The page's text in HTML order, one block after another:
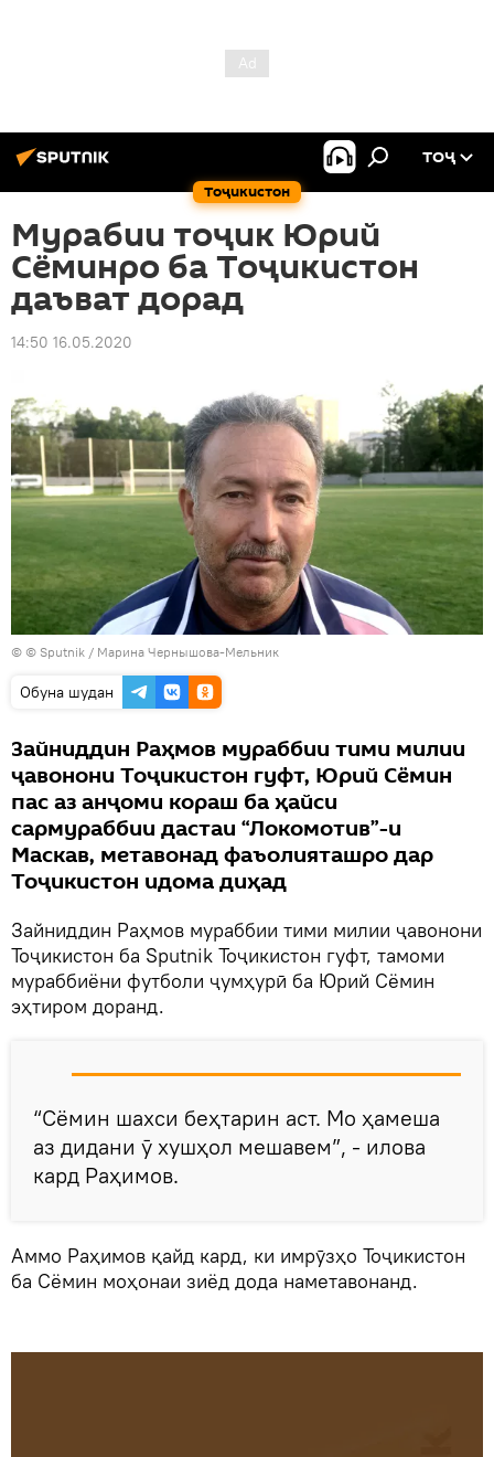
Тоҷикистон
ТОҶ
Мурабии тоҷик Юрий
Сёминро ба Тоҷикистон
даъват дорад
14:50 16.05.2020
© © Sputnik / Марина Чернышова-Мельник
Обуна шудан
Зайниддин Раҳмов мураббии тими милии
ҷавонони Тоҷикистон гуфт, Юрий Сёмин
пас аз анҷоми кораш ба ҳайси
сармураббии дастаи “Локомотив”-и
Маскав, метавонад фаъолияташро дар
Тоҷикистон идома диҳад
Зайниддин Раҳмов мураббии тими милии ҷавонони
Тоҷикистон ба Sputnik Тоҷикистон гуфт, тамоми
мураббиёни футболи ҷумҳурӣ ба Юрий Сёмин
эҳтиром доранд.
“Сёмин шахси беҳтарин аст. Мо ҳамеша
аз дидани ӯ хушҳол мешавем”, - илова
кард Раҳимов.
Аммо Раҳимов қайд кард, ки имрӯзҳо Тоҷикистон
ба Сёмин моҳонаи зиёд дода наметавонанд.